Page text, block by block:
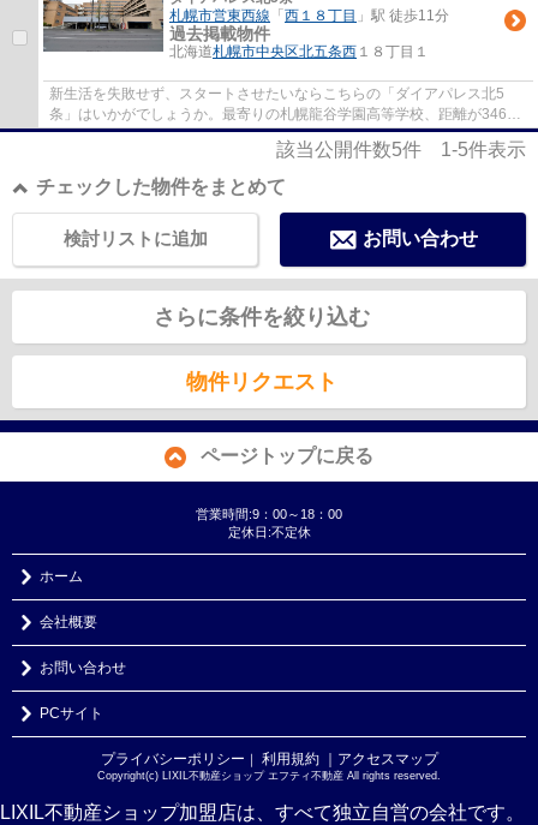
札幌市営東西線 「 西１８丁目 」駅 徒歩11分
過去掲載物件
北海道札幌市中央区北五条西 １８丁目１
新生活を失敗せず、スタートさせたいならこちらの「ダイアパレス北5
条」はいかがでしょうか。最寄りの札幌龍谷学園高等学校、距離が346m
と近いのもいいですね。当社は確かな不動産情報...
該当公開件数5件 1-5件表示
チェックした物件をまとめて
お問い合わせ
検討リストに追加
さらに条件を絞り込む
物件リクエスト
ページトップに戻る
営業時間:9：00～18：00
定休日:不定休
ホーム
会社概要
お問い合わせ
PCサイト
プライバシーポリシー ｜ 利用規約 ｜アクセスマップ
Copyright(c) LIXIL不動産ショップ エフティ不動産 All rights reserved.
LIXIL不動産ショップ加盟店は、すべて独立自営の会社です。